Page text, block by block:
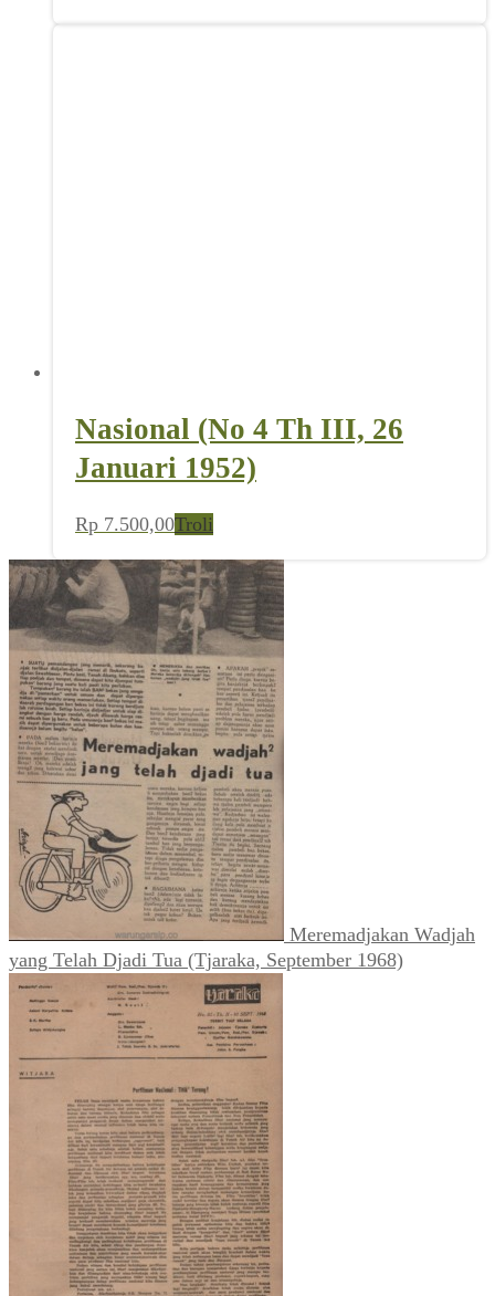
Nasional (No 4 Th III, 26
Januari 1952)
Rp 7.500,00Troli
Meremadjakan Wadjah
yang Telah Djadi Tua (Tjaraka, September 1968)